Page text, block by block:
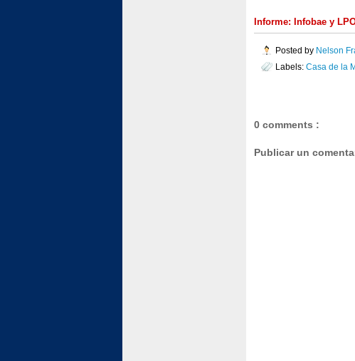
Informe: Infobae y
Posted by Nelson
Labels: Casa de la
0 comments :
Publicar un